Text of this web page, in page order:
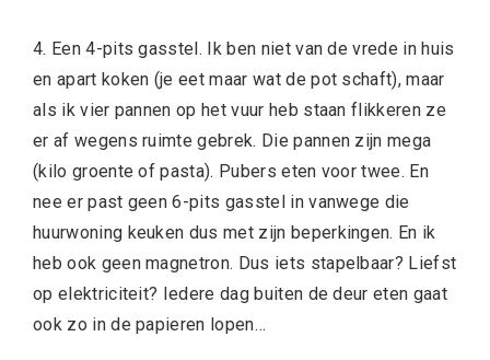
4. Een 4-pits gasstel. Ik ben niet van de vrede in huis
en apart koken (je eet maar wat de pot schaft), maar
als ik vier pannen op het vuur heb staan flikkeren ze
er af wegens ruimte gebrek. Die pannen zijn mega
(kilo groente of pasta). Pubers eten voor twee. En
nee er past geen 6-pits gasstel in vanwege die
huurwoning keuken dus met zijn beperkingen. En ik
heb ook geen magnetron. Dus iets stapelbaar? Liefst
op elektriciteit? Iedere dag buiten de deur eten gaat
ook zo in de papieren lopen…